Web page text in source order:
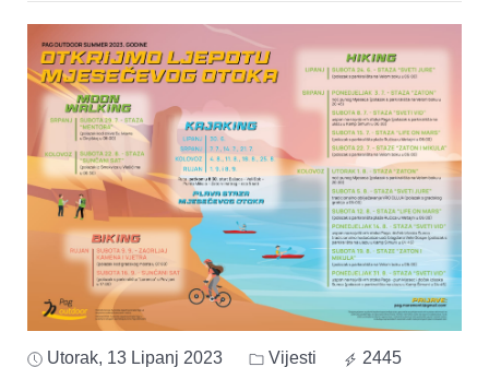
Utorak, 13 Lipanj 2023 Vijesti 2445